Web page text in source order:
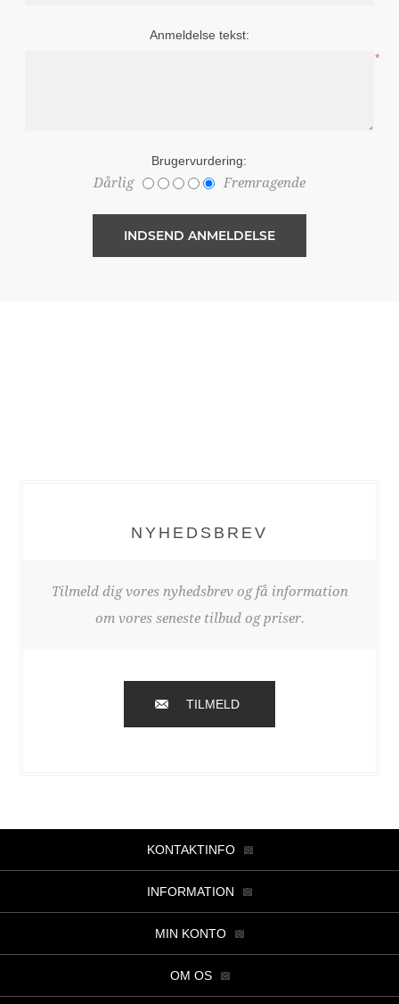
Anmeldelse tekst:
*
Brugervurdering:
Dårlig Fremragende
NYHEDSBREV
Tilmeld dig vores nyhedsbrev og få information
om vores seneste tilbud og priser.
TILMELD
KONTAKTINFO
INFORMATION
MIN KONTO
OM OS